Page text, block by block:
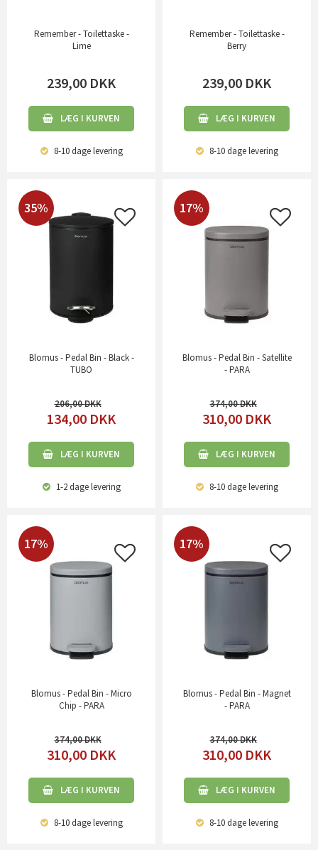
Remember - Toilettaske -
Lime
239,00 DKK
LÆG I KURVEN
8-10 dagelevering
Remember - Toilettaske -
Berry
239,00 DKK
LÆG I KURVEN
8-10 dagelevering
35%
Blomus - Pedal Bin - Black -
TUBO
206,00
134,00 DKK
LÆG I KURVEN
1-2 dagelevering
17%
Blomus - Pedal Bin - Satellite
- PARA
374,00
310,00 DKK
LÆG I KURVEN
8-10 dagelevering
17%
Blomus - Pedal Bin - Micro
Chip - PARA
374,00
310,00 DKK
LÆG I KURVEN
8-10 dagelevering
17%
Blomus - Pedal Bin - Magnet
- PARA
374,00
310,00 DKK
LÆG I KURVEN
8-10 dagelevering